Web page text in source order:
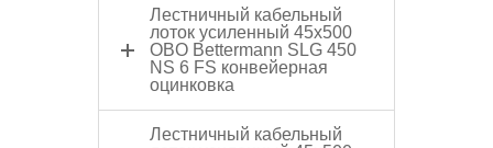
Лестничный кабельный
лоток усиленный 45x500
OBO Bettermann SLG 450
NS 6 FS конвейерная
оцинковка
Лестничный кабельный